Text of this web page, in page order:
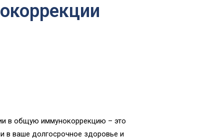
в общую иммунокоррекцию – это
в ваше долгосрочное здоровье и